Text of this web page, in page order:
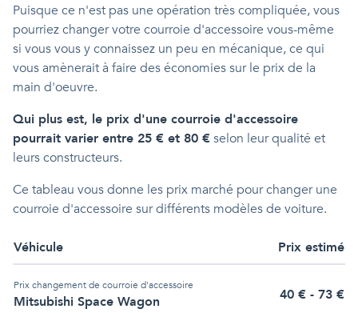
Puisque ce n'est pas une opération très compliquée, vous
pourriez changer votre courroie d'accessoire vous-même
si vous vous y connaissez un peu en mécanique, ce qui
vous amènerait à faire des économies sur le prix de la
main d'oeuvre.
Qui plus est, le prix d'une courroie d'accessoire
pourrait varier entre 25 € et 80 € selon leur qualité et
leurs constructeurs.
Ce tableau vous donne les prix marché pour changer une
courroie d'accessoire sur différents modèles de voiture.
Véhicule Prix estimé
Prixchangement de courroie d'accessoire
Mitsubishi Space Wagon 40 € - 73 €